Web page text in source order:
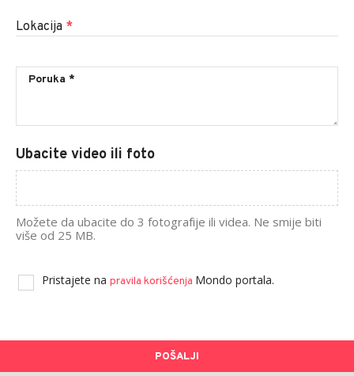
Lokacija *
Ubacite video ili foto
Možete da ubacite do 3 fotografije ili videa. Ne smije biti
više od 25 MB.
Pristajete na pravila korišćenja Mondo portala.
POŠALJI